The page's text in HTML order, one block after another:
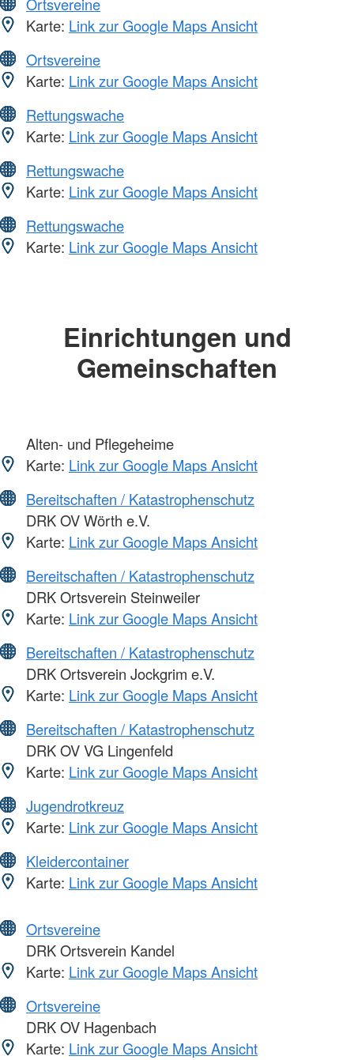
Karte: Link zur Google Maps Ansicht
Ortsvereine
Karte: Link zur Google Maps Ansicht
Rettungswache
Karte: Link zur Google Maps Ansicht
Rettungswache
Karte: Link zur Google Maps Ansicht
Rettungswache
Karte: Link zur Google Maps Ansicht
Einrichtungen und
Gemeinschaften
Alten- und Pflegeheime
Karte: Link zur Google Maps Ansicht
Bereitschaften / Katastrophenschutz
DRK OV Wörth e.V.
Karte: Link zur Google Maps Ansicht
Bereitschaften / Katastrophenschutz
DRK Ortsverein Steinweiler
Karte: Link zur Google Maps Ansicht
Bereitschaften / Katastrophenschutz
DRK Ortsverein Jockgrim e.V.
Karte: Link zur Google Maps Ansicht
Bereitschaften / Katastrophenschutz
DRK OV VG Lingenfeld
Karte: Link zur Google Maps Ansicht
Jugendrotkreuz
Karte: Link zur Google Maps Ansicht
Kleidercontainer
Karte: Link zur Google Maps Ansicht
Ortsvereine
DRK Ortsverein Kandel
Karte: Link zur Google Maps Ansicht
Ortsvereine
DRK OV Hagenbach
Karte: Link zur Google Maps Ansicht